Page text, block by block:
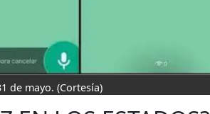
de mayo. (Cortesía)